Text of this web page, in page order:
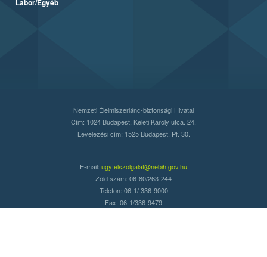
Labor/Egyéb
Nemzeti Élelmiszerlánc-biztonsági Hivatal
Cím: 1024 Budapest, Keleti Károly utca. 24.
Levelezési cím: 1525 Budapest. Pf. 30.
E-mail: ugyfelszolgalat@nebih.gov.hu
Zöld szám: 06-80/263-244
Telefon: 06-1/ 336-9000
Fax: 06-1/336-9479